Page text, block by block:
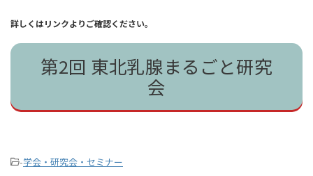
詳しくはリンクよりご確認ください。
第2回 東北乳腺まるごと研究
会
-学会・研究会・セミナー